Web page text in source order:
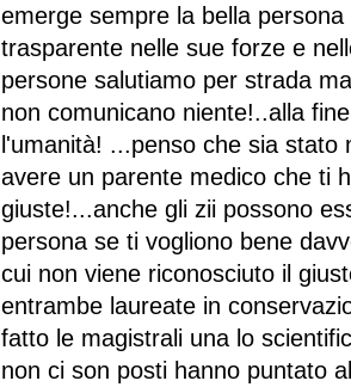
emerge sempre la bella
trasparente nelle sue forze e
persone salutiamo per strada
non comunicano niente!..alla
l'umanità! ...penso che sia stato
avere un parente medico che ti
giuste!...anche gli zii possono
persona se ti vogliono bene
cui non viene riconosciuto il
entrambe laureate in
fatto le magistrali una lo
non ci son posti hanno puntato